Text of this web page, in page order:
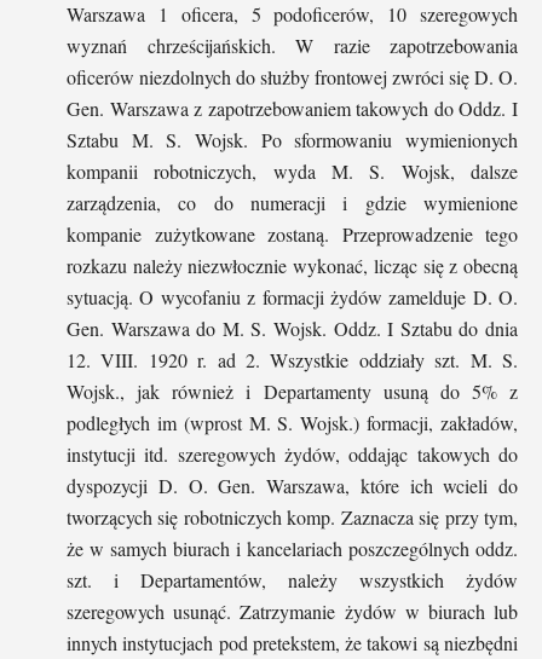
Warszawa 1 oficera, 5 podoficerów, 10 szeregowych
wyznań chrześcijańskich. W razie zapotrzebowania
oficerów niezdolnych do służby frontowej zwróci się D. O.
Gen. Warszawa z zapotrzebowaniem takowych do Oddz. I
Sztabu M. S. Wojsk. Po sformowaniu wymienionych
kompanii robotniczych, wyda M. S. Wojsk, dalsze
zarządzenia, co do numeracji i gdzie wymienione
kompanie zużytkowane zostaną. Przeprowadzenie tego
rozkazu należy niezwłocznie wykonać, licząc się z obecną
sytuacją. O wycofaniu z formacji żydów zamelduje D. O.
Gen. Warszawa do M. S. Wojsk. Oddz. I Sztabu do dnia
12. VIII. 1920 r. ad 2. Wszystkie oddziały szt. M. S.
Wojsk., jak również i Departamenty usuną do 5% z
podległych im (wprost M. S. Wojsk.) formacji, zakładów,
instytucji itd. szeregowych żydów, oddając takowych do
dyspozycji D. O. Gen. Warszawa, które ich wcieli do
tworzących się robotniczych komp. Zaznacza się przy tym,
że w samych biurach i kancelariach poszczególnych oddz.
szt. i Departamentów, należy wszystkich żydów
szeregowych usunąć. Zatrzymanie żydów w biurach lub
innych instytucjach pod pretekstem, że takowi są niezbędni